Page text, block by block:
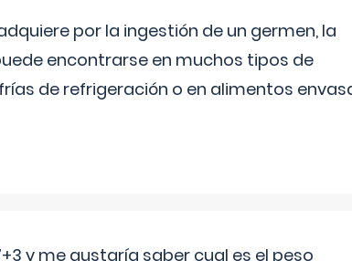
por la ingestión de un germen, la
encontrarse en muchos tipos de
de refrigeración o en alimentos
y me gustaría saber cual es el peso